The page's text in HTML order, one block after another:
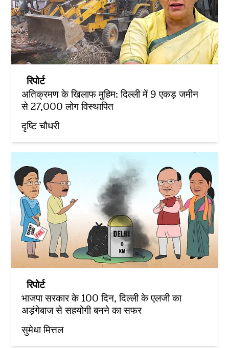
रिपोर्ट
अतिक्रमण के खिलाफ मुहिम: दिल्ली में 9 एकड़ जमीन
से 27,000 लोग विस्थापित
दृष्टि चौधरी
रिपोर्ट
भाजपा सरकार के 100 दिन, दिल्ली के एलजी का
अड़ंगेबाज से सहयोगी बनने का सफर
सुमेधा मित्तल